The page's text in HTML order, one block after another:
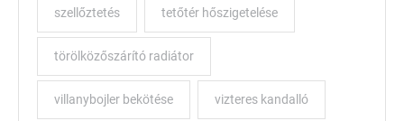
szellőztetés tetőtér hőszigetelése
törölközőszárító radiátor
villanybojler bekötése vizteres kandalló